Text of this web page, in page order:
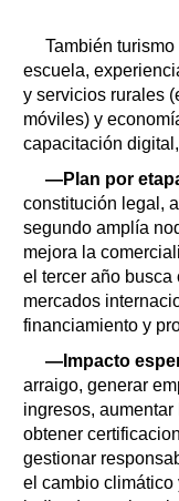
También
escuela,
y servicios rurales
móviles) y
capacitación
—Plan por
constitución legal,
segundo amplía
mejora la
el tercer año busca
mercados
financiamiento y
—Impacto
arraigo, generar
ingresos,
obtener
gestionar
el cambio climático